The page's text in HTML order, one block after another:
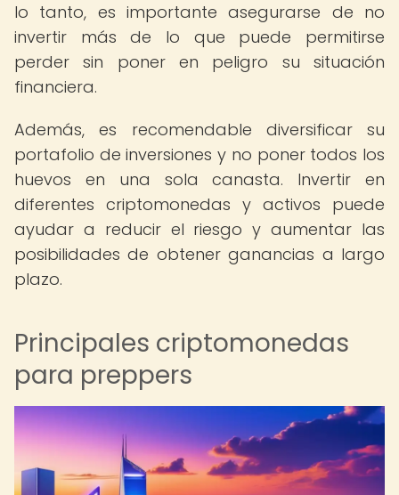
lo tanto, es importante asegurarse de no
invertir más de lo que puede permitirse
perder sin poner en peligro su situación
financiera.
Además, es recomendable diversificar su
portafolio de inversiones y no poner todos los
huevos en una sola canasta. Invertir en
diferentes criptomonedas y activos puede
ayudar a reducir el riesgo y aumentar las
posibilidades de obtener ganancias a largo
plazo.
Principales criptomonedas
para preppers